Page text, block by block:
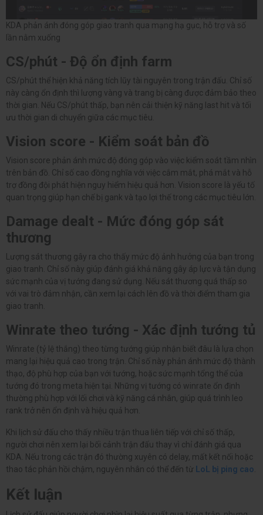
KDA phản ánh đóng góp giao tranh qua mạng hạ gục, hỗ trợ và số
lần nằm xuống
CS/phút - Độ ổn định farm
CS/phút thể hiện khả năng tích lũy tài nguyên trong trận đấu. Chỉ số
này càng ổn định thì lượng vàng và trang bị càng được đảm bảo theo
thời gian. Nếu CS/phút thấp, bạn nên cải thiện kỹ năng last hit và tối
ưu thời gian di chuyển giữa các mục tiêu.
Vision score - Kiểm soát bản đồ
Vision score phản ánh mức độ đóng góp vào việc kiểm soát tầm nhìn
trên bản đồ. Chỉ số cao đồng nghĩa với việc cắm mắt, phá mắt và hỗ
trợ đồng đội phát hiện nguy hiểm hiệu quả hơn. Vision score là yếu tố
quan trọng giúp hạn chế bị gank và tạo lợi thế trong các mục tiêu lớn.
Damage dealt - Mức đóng góp sát
thương
Lượng sát thương gây ra cho thấy mức độ ảnh hưởng của bạn trong
giao tranh. Chỉ số này giúp đánh giá khả năng gây áp lực và tận dụng
sức mạnh của vị tướng đang sử dụng. Nếu sát thương quá thấp so
với vai trò đảm nhận, cần xem lại cách lên đồ và thời điểm tham gia
giao tranh.
Winrate theo tướng - Xác định tướng tủ
Winrate (tỷ lệ thắng) theo từng tướng giúp nhận biết đâu là lựa chọn
mang lại hiệu quả cao trong trận. Chỉ số này phản ánh mức độ thành
thạo, độ phù hợp của bạn với tướng, hoặc sức mạnh tổng thể của
tướng đó trong meta hiện tại. Những vị tướng có winrate ổn định
thường phù hợp với lối chơi và kỹ năng cá nhân, giúp quá trình leo
rank trở nên ổn định và hiệu quả hơn.
Khi lịch sử đấu cho thấy nhiều trận thua liên tiếp với chỉ số thấp,
người chơi nên xem lại bối cảnh trận đấu thay vì chỉ đánh giá qua
KDA. Nếu trong các trận đó thường xuyên có delay, mất kết nối hoặc
thao tác phản hồi chậm, nguyên nhân có thể đến từ LoL bị ping cao.
Kết luận